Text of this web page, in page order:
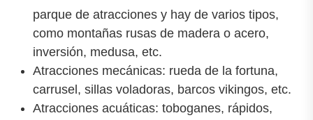
parque de atracciones y hay de varios tipos,
como montañas rusas de madera o acero,
inversión, medusa, etc.
Atracciones mecánicas: rueda de la fortuna,
carrusel, sillas voladoras, barcos vikingos, etc.
Atracciones acuáticas: toboganes, rápidos,